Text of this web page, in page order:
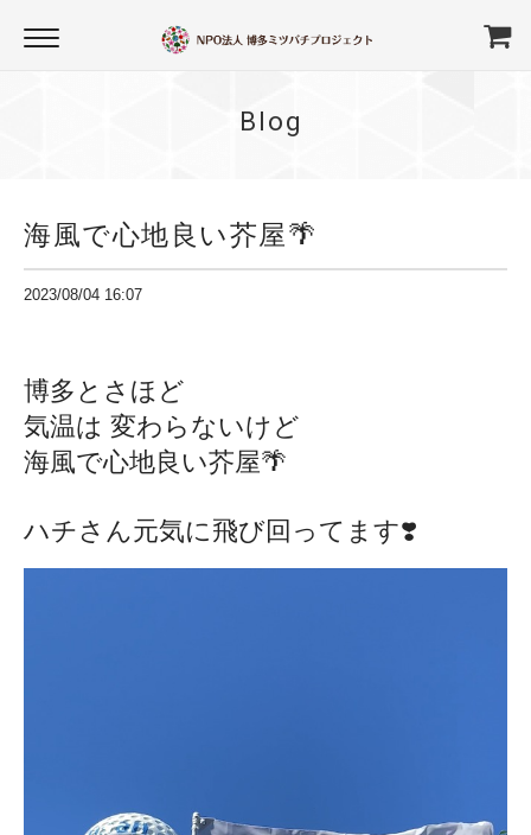
Blog
海風で心地良い芥屋🌴
2023/08/04 16:07
博多とさほど
気温は 変わらないけど
海風で心地良い芥屋🌴
ハチさん元気に飛び回ってます❣️